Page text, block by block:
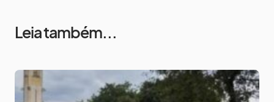
Leia também...